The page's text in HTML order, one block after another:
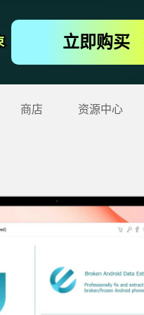
立即购买
商店 资源中心